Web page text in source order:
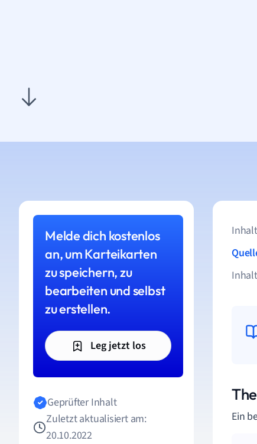
Melde dich kostenlos
an, um Karteikarten
zu speichern, zu
bearbeiten und selbst
zu erstellen.
Leg jetzt los
Geprüfter Inhalt
Zuletzt aktualisiert am:
20.10.2022
Ein